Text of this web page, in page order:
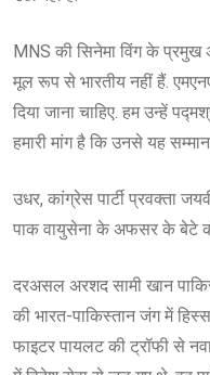
MNS की सिनेमा विंग के प्रमुख
मूल रूप से भारतीय नहीं हैं.
दिया जाना चाहिए. हम उन्हें
हमारी मांग है कि उनसे यह
उधर, कांग्रेस पार्टी प्रवक्ता
पाक वायुसेना के अफसर के बेटे को
दरअसल अरशद सामी खान
की भारत-पाकिस्तान जंग में
फाइटर पायलट की ट्रॉफी से